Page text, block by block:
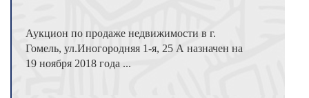
Аукцион по продаже недвижимости в г.
Гомель, ул.Иногородняя 1-я, 25 А назначен на
19 ноября 2018 года ...